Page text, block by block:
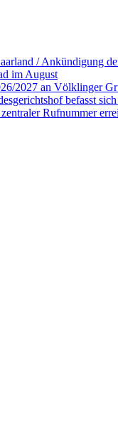
/ Ankündigung
im August
2027 an Völklinger
befasst
Rufnummer